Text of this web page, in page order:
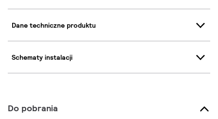
Dane techniczne produktu
Schematy instalacji
Do pobrania